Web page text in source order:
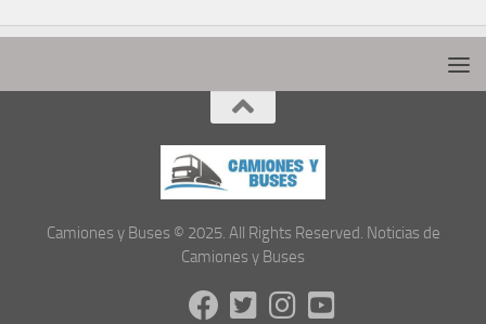
Camiones y Buses © 2025. All Rights Reserved. Noticias de
Camiones y Buses